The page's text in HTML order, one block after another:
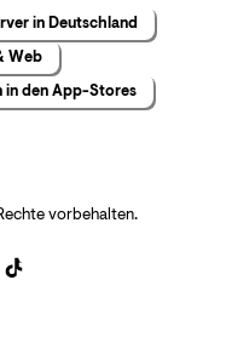
in Deutschland
Web
in den App-Stores
vorbehalten.